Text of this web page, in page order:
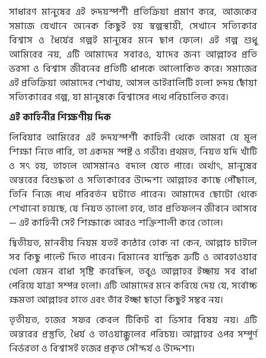
সাধারণ মানুষের এই হৃদয়স্পর্শী প্রতিক্রিয়া প্রমাণ করে, আজকের
সমাজে যেখানে অনেক কিছুই হয় স্বল্পস্থায়ী, সেখানে সত্যিকার
বিশ্বাস ও ধৈর্যের গল্পই মানুষের মনে ছাপ ফেলে। এই গল্প শুধু
আমিরের নয়, এটি আমাদের সবারও, যাদের জন্য আল্লাহর প্রতি
ভরসা ও বিশ্বাস জীবনের প্রতিটি ধাপকে আলোকিত করে। সমাজের
এই প্রতিক্রিয়া আমাদের শেখায়, আসল ভাইরালিটি হলো হৃদয় ছোঁয়া
সত্যিকারের গল্প, যা মানুষকে বিশ্বাসের পথে পরিচালিত করে।
এই কাহিনীর শিক্ষণীয় দিক
লিবিয়ার আমিরের এই হৃদয়স্পর্শী কাহিনী থেকে আমরা যে মূল
শিক্ষা নিতে পারি, তা একদম স্পষ্ট ও গভীর। প্রথমত, নিয়ত যদি খাঁটি
ও সৎ হয়, তাহলে আসমানও বদলে যেতে পারে। অর্থাৎ, মানুষের
অন্তরের বিশুদ্ধতা ও সত্যিকারের উদ্দেশ্য আল্লাহর কাছে পৌঁছালে,
তিনি নিজে পথে পরিবর্তন ঘটাতে পারেন। আমাদের ছোটো থেকে
শেখানো হয়েছে, যে নিয়ত ভালো হবে, তার প্রতিফলন জীবনে আসবে
— এই কাহিনী সেই শিক্ষাকে আরও শক্তিশালী করে তোলে।
দ্বিতীয়ত, মানবীয় নিয়ম যতই কঠোর হোক না কেন, আল্লাহ চাইলে
সব কিছু পাল্টে দিতে পারেন। বিমানের যান্ত্রিক ত্রুটি ও আবহাওয়ার
খেলা যেমন বাধা সৃষ্টি করেছিল, তবুও আল্লাহর ইচ্ছায় সব বাধা
পেরিয়ে যাত্রা সম্পন্ন হলো। এটি আমাদের মনে করিয়ে দেয় যে, সর্বোচ্চ
ক্ষমতা আল্লাহর হাতে এবং তাঁর ইচ্ছা ছাড়া কিছুই সম্ভব নয়।
তৃতীয়ত, হজের সফর কেবল টিকিট বা ভিসার বিষয় নয়। এটি
অন্তরের প্রস্তুতি, ধৈর্য ও তাওয়াক্কুলের পরিচয়। আল্লাহর ওপর সম্পূর্ণ
নির্ভরতা ও বিশ্বাসই হজের প্রকৃত সৌন্দর্য ও উদ্দেশ্য।